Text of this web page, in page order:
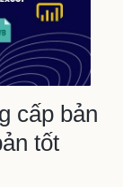
cấp bản
tốt